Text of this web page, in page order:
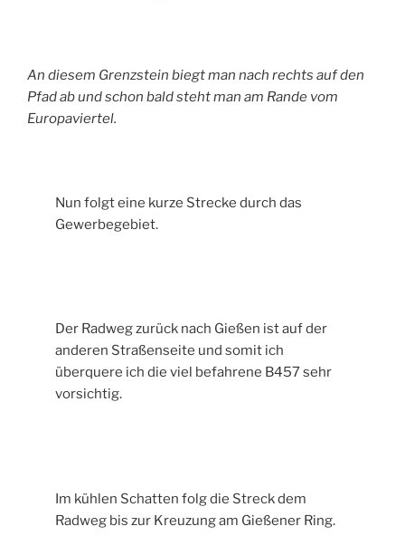
An diesem Grenzstein biegt man nach rechts auf den
Pfad ab und schon bald steht man am Rande vom
Europaviertel.
Nun folgt eine kurze Strecke durch das
Gewerbegebiet.
Der Radweg zurück nach Gießen ist auf der
anderen Straßenseite und somit ich
überquere ich die viel befahrene B457 sehr
vorsichtig.
Im kühlen Schatten folg die Streck dem
Radweg bis zur Kreuzung am Gießener Ring.